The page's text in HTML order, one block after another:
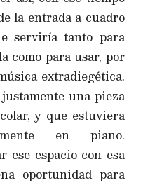
la entrada a cuadro
serviría tanto para
como para usar, por
extradiegética.
una pieza
y que estuviera
en piano.
ese espacio con esa
oportunidad para